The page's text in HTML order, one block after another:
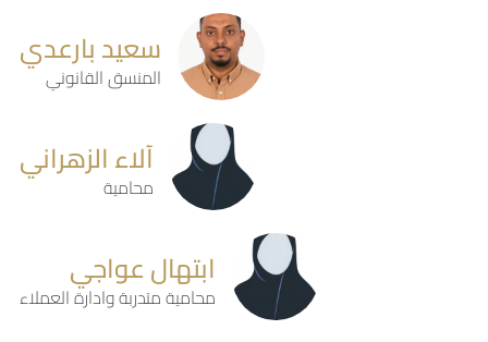
سعيد بارعدي
المنسق القانوني
آلاء الزهراني
محامية
ابتهال عواجي
محامية متدربة وادارة العملاء